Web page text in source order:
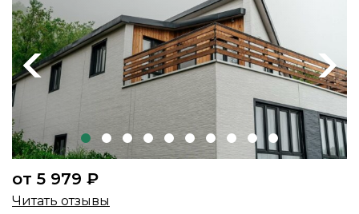
Previous Next
от 5 979 ₽
Читать отзывы